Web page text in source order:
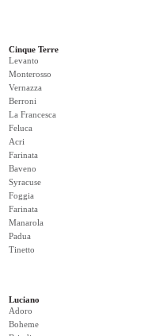
Cinque Terre
Levanto
Monterosso
Vernazza
Berroni
La Francesca
Feluca
Acri
Farinata
Baveno
Syracuse
Foggia
Farinata
Manarola
Padua
Tinetto
Luciano
Adoro
Boheme